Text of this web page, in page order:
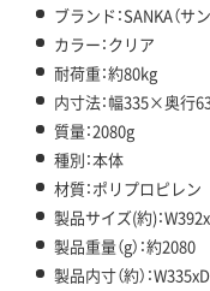
ブランド：SANKA（サン
カラー：クリア
耐荷重：約80kg
内寸法：幅335×奥行
質量：2080g
種別：本体
材質：ポリプロピレン
製品サイズ(約)：
製品重量（g）：約2080
製品内寸（約）：